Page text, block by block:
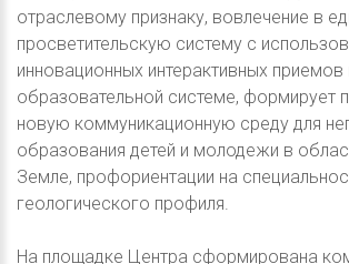
отраслевому признаку, вовлечение в
просветительскую систему с
инновационных интерактивных приемов
образовательной системе, формирует
новую коммуникационную среду для
образования детей и молодежи в
Земле, профориентации на
геологического профиля.
На площадке Центра сформирована